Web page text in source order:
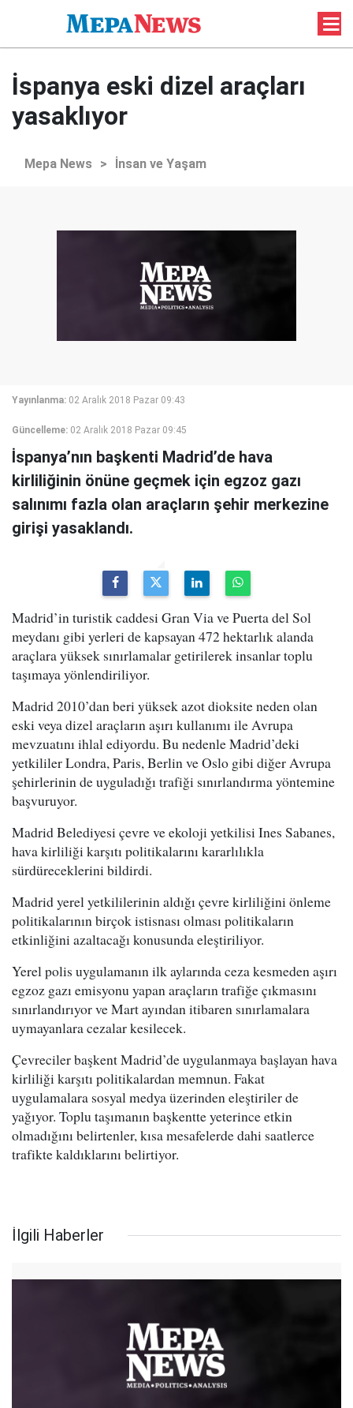
İspanya eski dizel araçları
yasaklıyor
Mepa News > İnsan ve Yaşam
Yayınlanma: 02 Aralık 2018 Pazar 09:43
Güncelleme: 02 Aralık 2018 Pazar 09:45
İspanya’nın başkenti Madrid’de hava
kirliliğinin önüne geçmek için egzoz gazı
salınımı fazla olan araçların şehir merkezine
girişi yasaklandı.
Madrid’in turistik caddesi Gran Via ve Puerta del Sol
meydanı gibi yerleri de kapsayan 472 hektarlık alanda
araçlara yüksek sınırlamalar getirilerek insanlar toplu
taşımaya yönlendiriliyor.
Madrid 2010’dan beri yüksek azot dioksite neden olan
eski veya dizel araçların aşırı kullanımı ile Avrupa
mevzuatını ihlal ediyordu. Bu nedenle Madrid’deki
yetkililer Londra, Paris, Berlin ve Oslo gibi diğer Avrupa
şehirlerinin de uyguladığı trafiği sınırlandırma yöntemine
başvuruyor.
Madrid Belediyesi çevre ve ekoloji yetkilisi Ines Sabanes,
hava kirliliği karşıtı politikalarını kararlılıkla
sürdüreceklerini bildirdi.
Madrid yerel yetkililerinin aldığı çevre kirliliğini önleme
politikalarının birçok istisnası olması politikaların
etkinliğini azaltacağı konusunda eleştiriliyor.
Yerel polis uygulamanın ilk aylarında ceza kesmeden aşırı
egzoz gazı emisyonu yapan araçların trafiğe çıkmasını
sınırlandırıyor ve Mart ayından itibaren sınırlamalara
uymayanlara cezalar kesilecek.
Çevreciler başkent Madrid’de uygulanmaya başlayan hava
kirliliği karşıtı politikalardan memnun. Fakat
uygulamalara sosyal medya üzerinden eleştiriler de
yağıyor. Toplu taşımanın başkentte yeterince etkin
olmadığını belirtenler, kısa mesafelerde dahi saatlerce
trafikte kaldıklarını belirtiyor.
İlgili Haberler